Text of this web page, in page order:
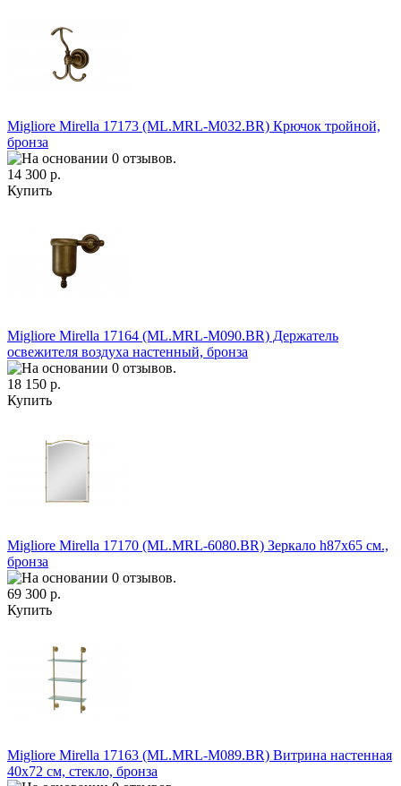
Migliore Mirella 17173 (ML.MRL-M032.BR) Крючок тройной,
бронза
14 300 р.
Купить
Migliore Mirella 17164 (ML.MRL-M090.BR) Держатель
освежителя воздуха настенный, бронза
18 150 р.
Купить
Migliore Mirella 17170 (ML.MRL-6080.BR) Зеркало h87х65 см.,
бронза
69 300 р.
Купить
Migliore Mirella 17163 (ML.MRL-M089.BR) Витрина настенная
40х72 см, стекло, бронза